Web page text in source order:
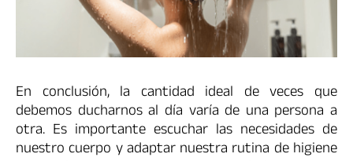
En conclusión, la cantidad ideal de veces que
debemos ducharnos al día varía de una persona a
otra. Es importante escuchar las necesidades de
nuestro cuerpo y adaptar nuestra rutina de higiene